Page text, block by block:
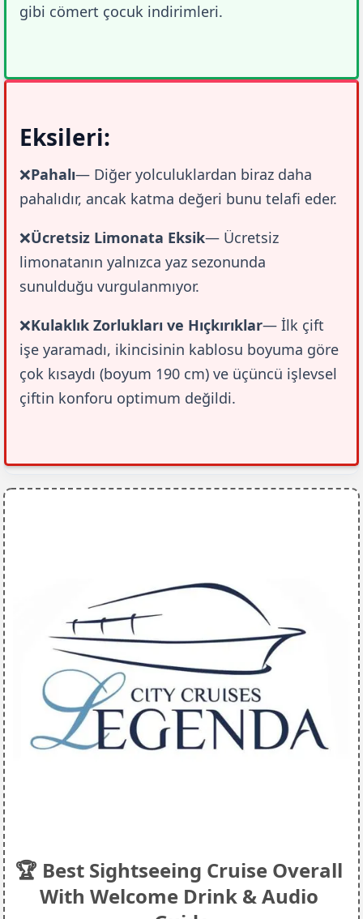
gibi cömert çocuk indirimleri.
Eksileri:
❌Pahalı— Diğer yolculuklardan biraz daha
pahalıdır, ancak katma değeri bunu telafi eder.
❌Ücretsiz Limonata Eksik— Ücretsiz
limonatanın yalnızca yaz sezonunda
sunulduğu vurgulanmıyor.
❌Kulaklık Zorlukları ve Hıçkırıklar— İlk çift
işe yaramadı, ikincisinin kablosu boyuma göre
çok kısaydı (boyum 190 cm) ve üçüncü işlevsel
çiftin konforu optimum değildi.
🏆 Best Sightseeing Cruise Overall
With Welcome Drink & Audio